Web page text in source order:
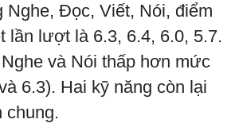
Nghe, Đọc, Viết, Nói, điểm
lần lượt là 6.3, 6.4, 6.0, 5.7.
và Nói thấp hơn mức
6.3). Hai kỹ năng còn lại
chung.